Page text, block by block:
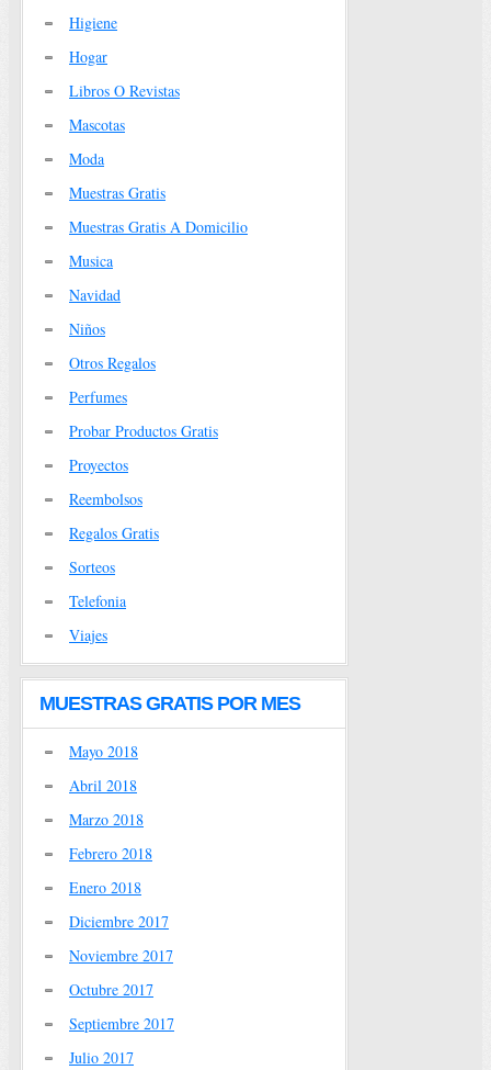
Higiene
Hogar
Libros O Revistas
Mascotas
Moda
Muestras Gratis
Muestras Gratis A Domicilio
Musica
Navidad
Niños
Otros Regalos
Perfumes
Probar Productos Gratis
Proyectos
Reembolsos
Regalos Gratis
Sorteos
Telefonia
Viajes
MUESTRAS GRATIS POR MES
Mayo 2018
Abril 2018
Marzo 2018
Febrero 2018
Enero 2018
Diciembre 2017
Noviembre 2017
Octubre 2017
Septiembre 2017
Julio 2017